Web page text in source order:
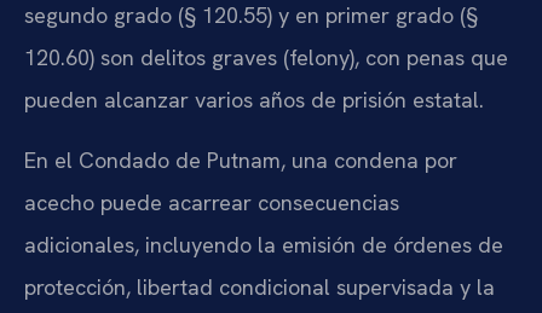
segundo grado (§ 120.55) y en primer grado (§
120.60) son delitos graves (felony), con penas que
pueden alcanzar varios años de prisión estatal.
En el Condado de Putnam, una condena por
acecho puede acarrear consecuencias
adicionales, incluyendo la emisión de órdenes de
protección, libertad condicional supervisada y la